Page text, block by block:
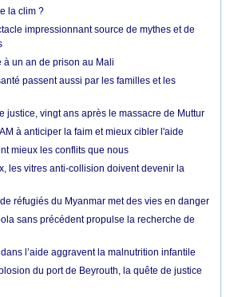
la clim ?
impressionnant source de mythes et de
un an de prison au Mali
passent aussi par les familles et les
justice, vingt ans après le massacre de Muttur
à anticiper la faim et mieux cibler l'aide
mieux les conflits que nous
les vitres anti-collision doivent devenir la
réfugiés du Myanmar met des vies en danger
sans précédent propulse la recherche de
l’aide aggravent la malnutrition infantile
du port de Beyrouth, la quête de justice